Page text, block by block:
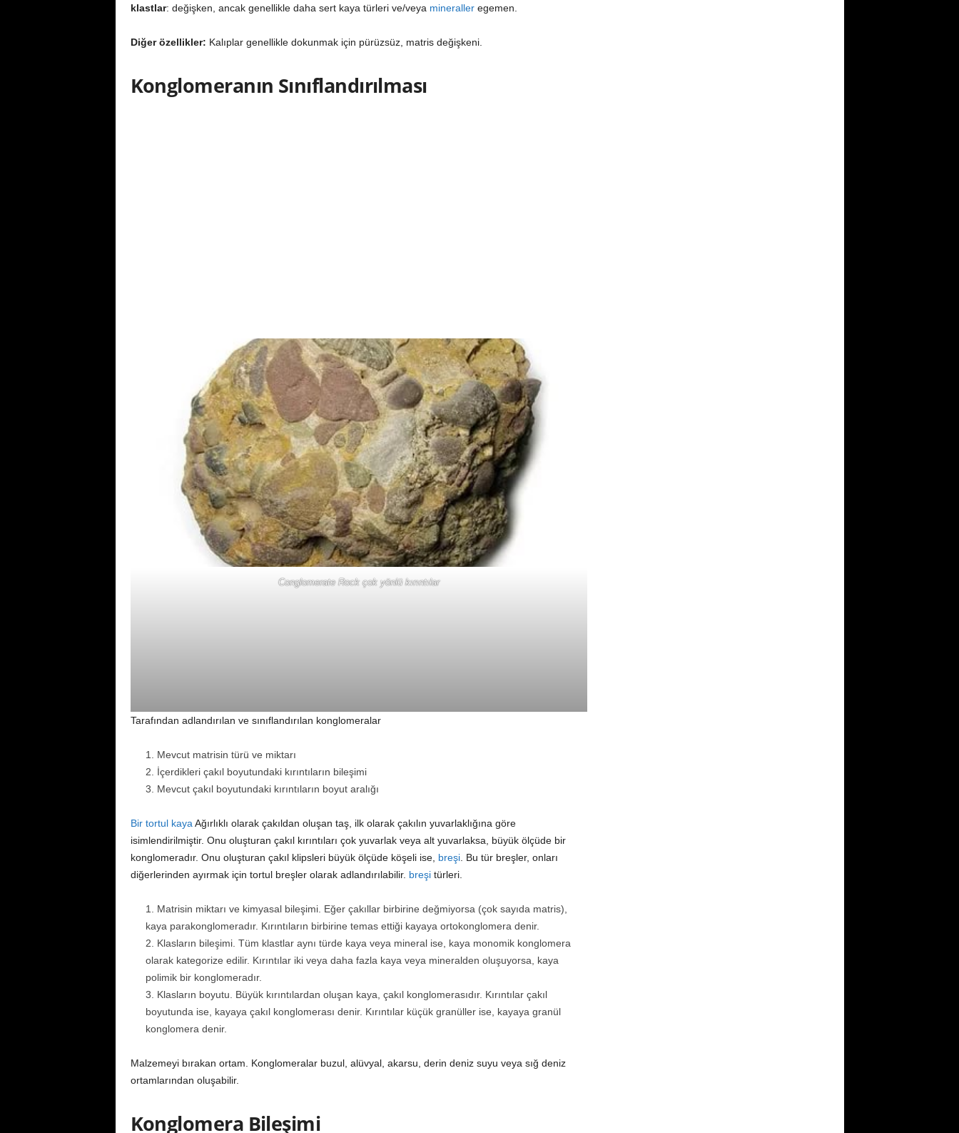
klastlar: değişken, ancak genellikle daha sert kaya türleri ve/veya mineralleregemen.
Diğer özellikler: Kalıplar genellikle dokunmak için pürüzsüz, matris değişkeni.
Konglomeranın Sınıflandırılması
Conglomerate Rock çok yönlü kırıntılar
Tarafından adlandırılan ve sınıflandırılan konglomeralar
Mevcut matrisin türü ve miktarı
İçerdikleri çakıl boyutundaki kırıntıların bileşimi
Mevcut çakıl boyutundaki kırıntıların boyut aralığı
Bir tortul kaya Ağırlıklı olarak çakıldan oluşan taş, ilk olarak çakılın yuvarlaklığına göre
isimlendirilmiştir. Onu oluşturan çakıl kırıntıları çok yuvarlak veya alt yuvarlaksa, büyük ölçüde bir
konglomeradır. Onu oluşturan çakıl klipsleri büyük ölçüde köşeli ise, breşi. Bu tür breşler, onları
diğerlerinden ayırmak için tortul breşler olarak adlandırılabilir. breşi türleri.
Matrisin miktarı ve kimyasal bileşimi. Eğer çakıllar birbirine değmiyorsa (çok sayıda matris),
kaya parakonglomeradır. Kırıntıların birbirine temas ettiği kayaya ortokonglomera denir.
Klasların bileşimi. Tüm klastlar aynı türde kaya veya mineral ise, kaya monomik konglomera
olarak kategorize edilir. Kırıntılar iki veya daha fazla kaya veya mineralden oluşuyorsa, kaya
polimik bir konglomeradır.
Klasların boyutu. Büyük kırıntılardan oluşan kaya, çakıl konglomerasıdır. Kırıntılar çakıl
boyutunda ise, kayaya çakıl konglomerası denir. Kırıntılar küçük granüller ise, kayaya granül
konglomera denir.
Malzemeyi bırakan ortam. Konglomeralar buzul, alüvyal, akarsu, derin deniz suyu veya sığ deniz
ortamlarından oluşabilir.
Konglomera Bileşimi